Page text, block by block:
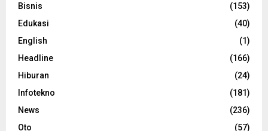
Bisnis
(153)
Edukasi
(40)
English
(1)
Headline
(166)
Hiburan
(24)
Infotekno
(181)
News
(236)
Oto
(57)